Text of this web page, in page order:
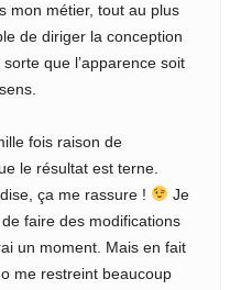
mon métier, tout au plus
de diriger la conception
que l’apparence soit
fois raison de
le résultat est terne.
ça me rassure !
Je
faire des modifications
un moment. Mais en fait
me restreint beaucoup